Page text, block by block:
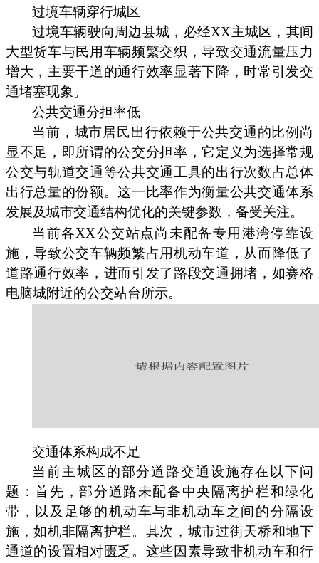
过境车辆穿行城区
过境车辆驶向周边县城，必经XX主城区，其间
大型货车与民用车辆频繁交织，导致交通流量压力
增大，主要干道的通行效率显著下降，时常引发交
通堵塞现象。
公共交通分担率低
当前，城市居民出行依赖于公共交通的比例尚
显不足，即所谓的公交分担率，它定义为选择常规
公交与轨道交通等公共交通工具的出行次数占总体
出行总量的份额。这一比率作为衡量公共交通体系
发展及城市交通结构优化的关键参数，备受关注。
当前各XX公交站点尚未配备专用港湾停靠设
施，导致公交车辆频繁占用机动车道，从而降低了
道路通行效率，进而引发了路段交通拥堵，如赛格
电脑城附近的公交站台所示。
交通体系构成不足
当前主城区的部分道路交通设施存在以下问
题：首先，部分道路未配备中央隔离护栏和绿化
带，以及足够的机动车与非机动车之间的分隔设
施，如机非隔离护栏。其次，城市过街天桥和地下
通道的设置相对匮乏。这些因素导致非机动车和行